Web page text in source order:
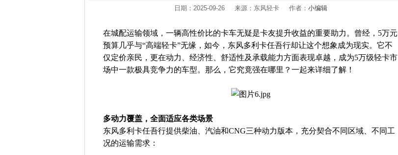
日期：2025-09-26 来源：东风轻卡 作者： 小编辑
在城配运输领域，一辆高性价比的卡车无疑是卡友提升收益的重要助力。曾经，5万元
预算几乎与“高端轻卡”无缘，如今，东风多利卡任吾行却让这个想象成为现实。它不
仅定价亲民，更在动力、经济性、舒适性及承载能力方面表现卓越，成为5万级轻卡市
场中一款极具竞争力的车型。那么，它究竟强在哪里？一起来详细了解！
多动力覆盖，全面适应各类场景
东风多利卡任吾行提供柴油、汽油和CNG三种动力版本，充分契合不同区域、不同工
况的运输需求：